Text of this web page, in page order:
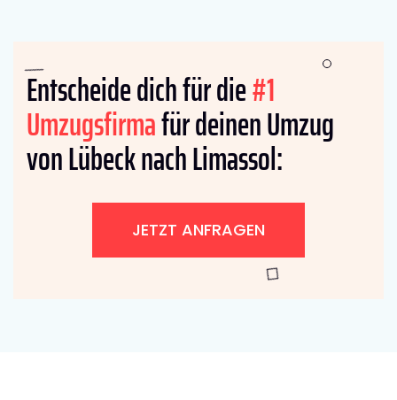
Entscheide dich für die#1
Umzugsfirmafür deinen Umzug
von Lübeck nach Limassol:
JETZT ANFRAGEN